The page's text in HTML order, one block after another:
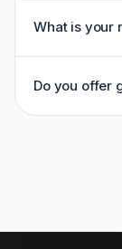
What is your
Do you offer